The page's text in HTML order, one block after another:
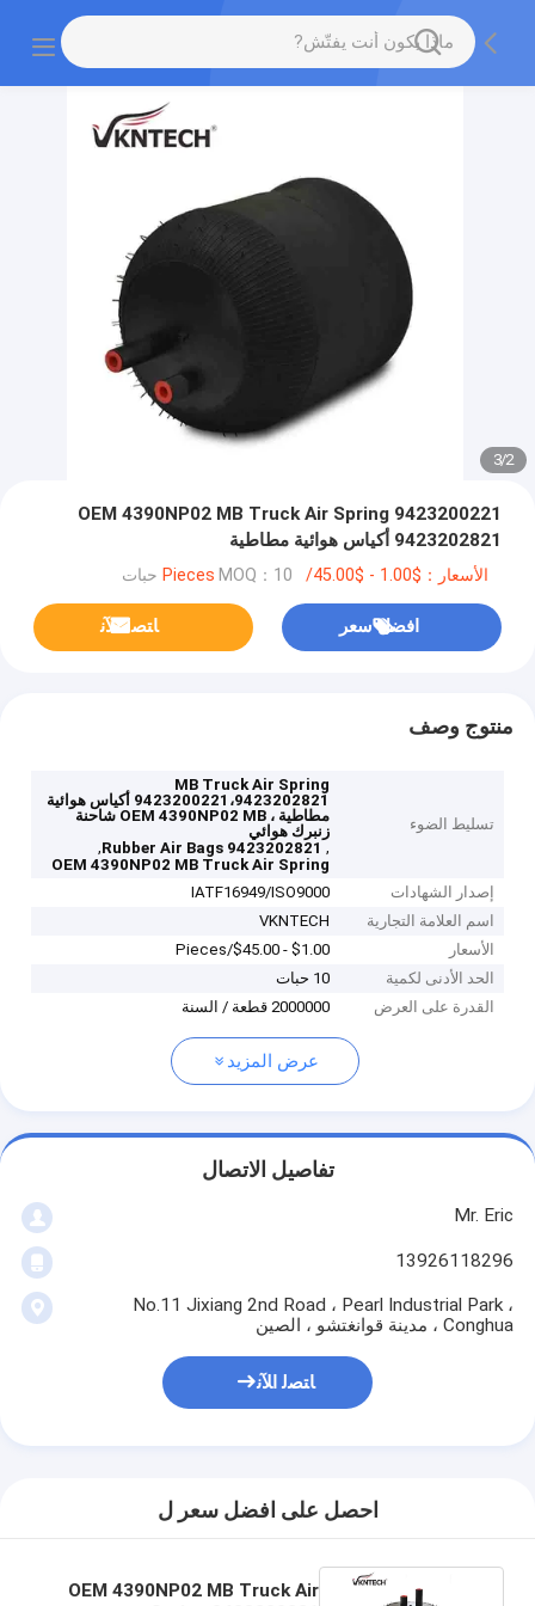
2
/
3
OEM 4390NP02 MB Truck Air Spring 9423200221
9423202821 أكياس هوائية مطاطية
الأسعار：$1.00 - $45.00/Pieces MOQ：10 حبات
افضل سعر ﺎﺘﺼﻟ ﺍﻶﻧ
منتوج وصف
تسليط الضوء
MB Truck Air Spring
9423200221،9423202821 أكياس هوائية
مطاطية ، OEM 4390NP02 MB شاحنة
زنبرك هوائي
,
9423202821 Rubber Air Bags
,
OEM 4390NP02 MB Truck Air Spring
إصدار الشهادات
IATF16949/ISO9000
اسم العلامة التجارية
VKNTECH
الأسعار
$1.00 - $45.00/Pieces
الحد الأدنى لكمية
10 حبات
القدرة على العرض
2000000 قطعة / السنة
عرض المزيد
تفاصيل الاتصال
Mr. Eric
13926118296
No.11 Jixiang 2nd Road ، Pearl Industrial Park ،
Conghua ، مدينة قوانغتشو ، الصين
ﺎﺘﺼﻟ ﺍﻶﻧ
احصل على افضل سعر ل
OEM 4390NP02 MB Truck Air